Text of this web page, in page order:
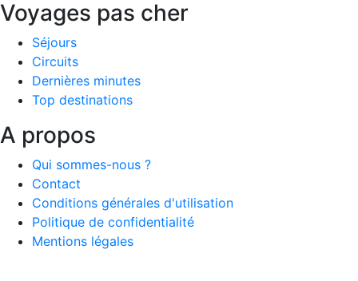
Voyages pas cher
Séjours
Circuits
Dernières minutes
Top destinations
A propos
Qui sommes-nous ?
Contact
Conditions générales d'utilisation
Politique de confidentialité
Mentions légales